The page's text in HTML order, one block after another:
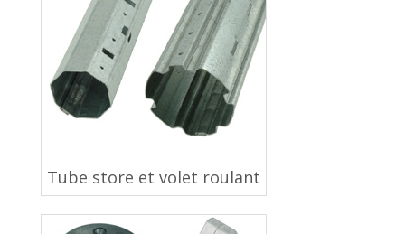
Tube store et volet roulant